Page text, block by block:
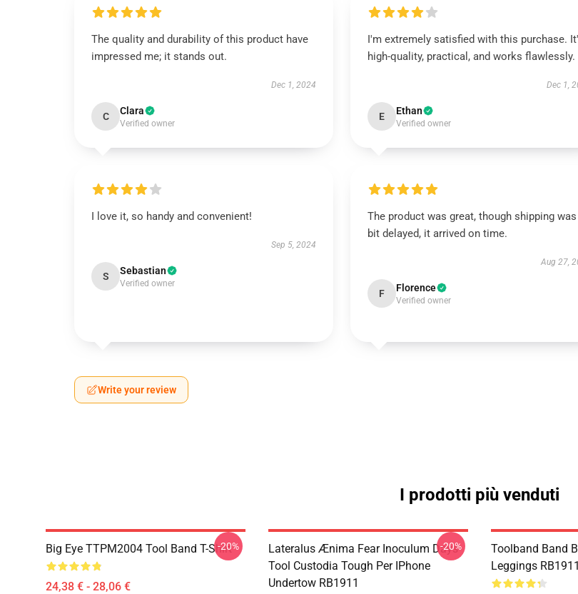
The quality and durability of this product have
impressed me; it stands out.
Dec 1, 2024
C Clara
Verified owner
I'm extremely satisfied with this purchase.
high-quality, practical, and works flawlessly.
Dec 1,
E Ethan
Verified owner
I love it, so handy and convenient!
Sep 5, 2024
S Sebastian
Verified owner
The product was great, though shipping
bit delayed, it arrived on time.
Aug 27,
F Florence
Verified owner
Write your review
I prodotti più venduti
Big Eye TTPM2004 Tool Band T-Shirt
24,38 € - 28,06 €
-20%
Lateralus Ænima Fear Inoculum Days-
Tool Custodia Tough Per IPhone
Undertow RB1911
-20%
Toolband Band
Leggings RB1911